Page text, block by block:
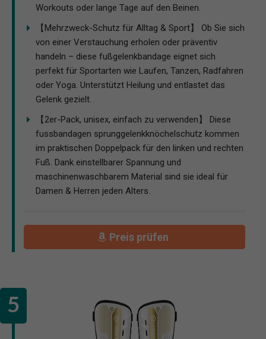
Workouts oder lange Tage auf den Beinen.
【Mehrzweck-Schutz für Alltag & Sport】 Ob Sie sich
von einer Verstauchung erholen oder präventiv
handeln – diese fußgelenkbandage eignet sich
perfekt für Sportarten wie Laufen, Tanzen, Radfahren
oder Yoga. Unterstützt Heilung und entlastet das
Gelenk gezielt.
【2er-Pack, unisex, einfach zu verwenden】 Diese
fussbandagen sprunggelenkknöchelschutz kommen
im praktischen Doppelpack für den linken und rechten
Fuß. Dank einstellbarer Spannung und
maschinenwaschbarem Material sind sie ideal für
Damen & Herren jeden Alters.
Preis prüfen